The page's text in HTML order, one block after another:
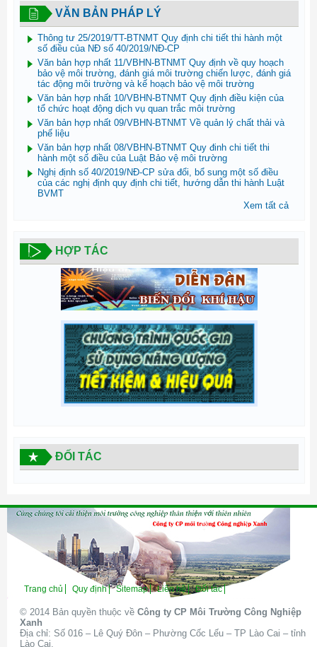
VĂN BẢN PHÁP LÝ
Thông tư 25/2019/TT-BTNMT Quy định chi tiết thi hành một
số điều của NĐ số 40/2019/NĐ-CP
Văn bản hợp nhất 11/VBHN-BTNMT Quy định về quy hoạch
bảo vệ môi trường, đánh giá môi trường chiến lược, đánh giá
tác động môi trường và kế hoạch bảo vệ môi trường
Văn bản hợp nhất 10/VBHN-BTNMT Quy định điều kiện của
tổ chức hoạt động dịch vụ quan trắc môi trường
Văn bản hợp nhất 09/VBHN-BTNMT Về quản lý chất thải và
phế liệu
Văn bản hợp nhất 08/VBHN-BTNMT Quy đinh chi tiết thi
hành một số điều của Luật Bảo vệ môi trường
Nghị định số 40/2019/NĐ-CP sửa đổi, bổ sung một số điều
của các nghị định quy định chi tiết, hướng dẫn thi hành Luật
BVMT
Xem tất cả
HỢP TÁC
ĐỐI TÁC
Trang chủ Quy định Sitemap Liên hệ Đối tác
© 2014 Bản quyền thuộc về Công ty CP Môi Trường Công Nghiệp
Xanh
Địa chỉ: Số 016 – Lê Quý Đôn – Phường Cốc Lếu – TP Lào Cai – tỉnh
Lào Cai.